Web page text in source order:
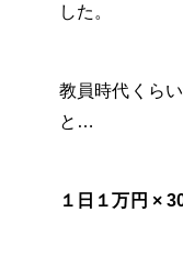
した。
教員時代くら
と…
１日１万円 ×